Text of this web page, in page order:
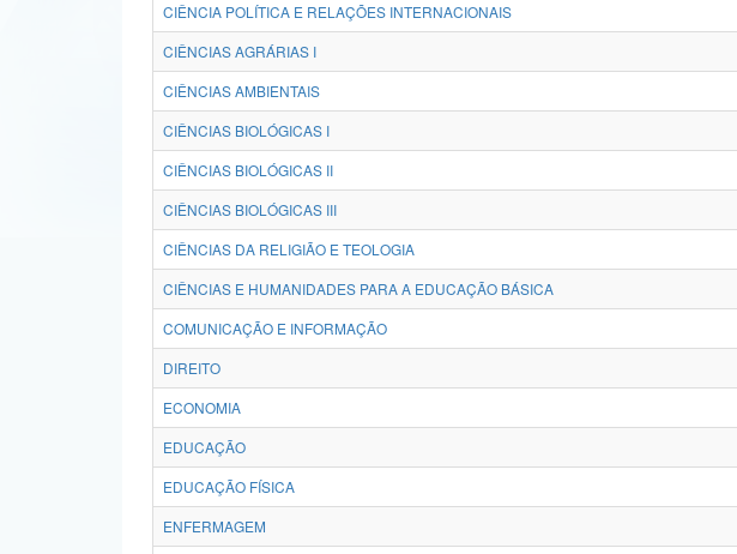
CIÊNCIA POLÍTICA E RELAÇÕES INTERNACIONAIS
CIÊNCIAS AGRÁRIAS I
CIÊNCIAS AMBIENTAIS
CIÊNCIAS BIOLÓGICAS I
CIÊNCIAS BIOLÓGICAS II
CIÊNCIAS BIOLÓGICAS III
CIÊNCIAS DA RELIGIÃO E TEOLOGIA
CIÊNCIAS E HUMANIDADES PARA A EDUCAÇÃO BÁSICA
COMUNICAÇÃO E INFORMAÇÃO
DIREITO
ECONOMIA
EDUCAÇÃO
EDUCAÇÃO FÍSICA
ENFERMAGEM